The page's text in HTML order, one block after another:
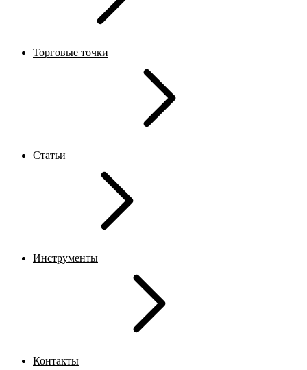
Торговые точки
Статьи
Инструменты
Контакты